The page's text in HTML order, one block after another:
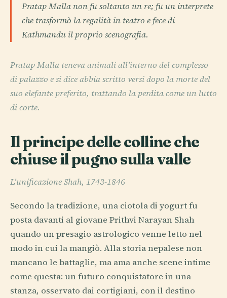
Pratap Malla non fu soltanto un re; fu un interprete
che trasformò la regalità in teatro e fece di
Kathmandu il proprio scenografia.
Pratap Malla teneva animali all'interno del complesso
di palazzo e si dice abbia scritto versi dopo la morte del
suo elefante preferito, trattando la perdita come un lutto
di corte.
Il principe delle colline che
chiuse il pugno sulla valle
L'unificazione Shah, 1743-1846
Secondo la tradizione, una ciotola di yogurt fu
posta davanti al giovane Prithvi Narayan Shah
quando un presagio astrologico venne letto nel
modo in cui la mangiò. Alla storia nepalese non
mancano le battaglie, ma ama anche scene intime
come questa: un futuro conquistatore in una
stanza, osservato dai cortigiani, con il destino